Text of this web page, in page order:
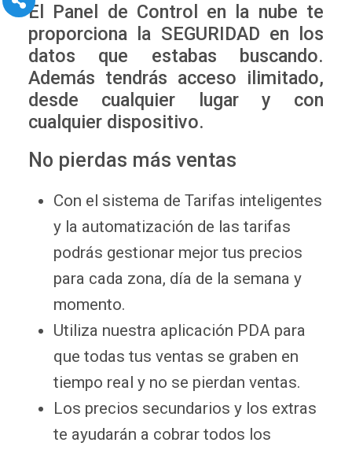
El Panel de Control en la nube te
proporciona la SEGURIDAD en los
datos que estabas buscando.
Además tendrás acceso ilimitado,
desde cualquier lugar y con
cualquier dispositivo.
No pierdas más ventas
Con el sistema de Tarifas inteligentes
y la automatización de las tarifas
podrás gestionar mejor tus precios
para cada zona, día de la semana y
momento.
Utiliza nuestra aplicación PDA para
que todas tus ventas se graben en
tiempo real y no se pierdan ventas.
Los precios secundarios y los extras
te ayudarán a cobrar todos los